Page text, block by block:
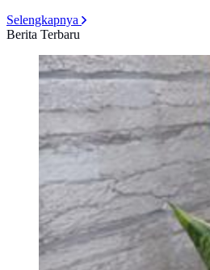
Selengkapnya
Berita Terbaru